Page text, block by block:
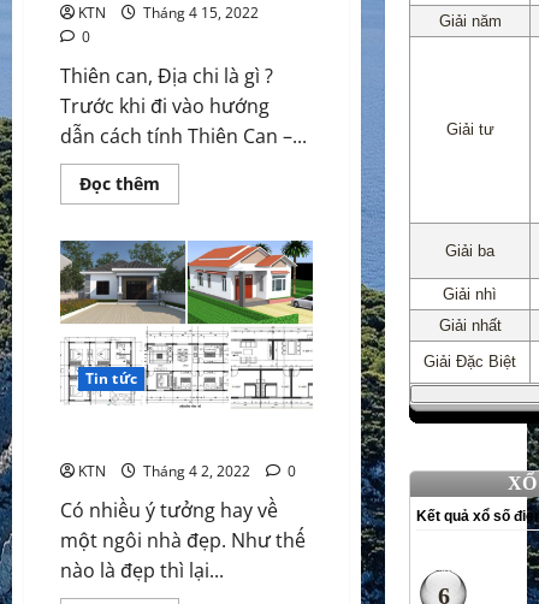
KTN
Tháng 4 15, 2022
0
Thiên can, Địa chi là gì ?
Trước khi đi vào hướng
dẫn cách tính Thiên Can –...
Đọc thêm
more
xác
định
Thiên
can
–
Địa
chi
–
Ngũ
hành
Tin tức
KTN Tháng 4 2, 2022 0
Có nhiều ý tưởng hay về
một ngôi nhà đẹp. Như thế
nào là đẹp thì lại...
Set Youtube Channel ID